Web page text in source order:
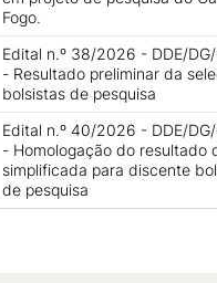
Fogo.
Edital n.º 38/2026 - DDE/
- Resultado preliminar da
bolsistas de pesquisa
Edital n.º 40/2026 - DDE/
- Homologação do resultado
simplificada para discente
de pesquisa